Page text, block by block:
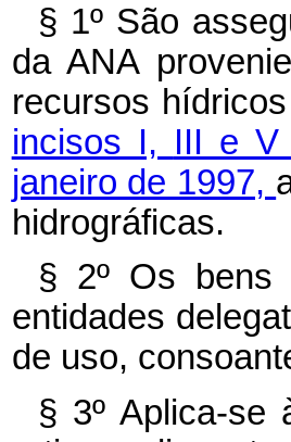
§ 1º São
da ANA
recursos
incisos I, III e V
janeiro de 1997,
hidrográficas.
§ 2º Os bens
entidades
de uso,
§ 3º Aplica-se